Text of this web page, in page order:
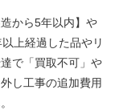
から5年以内】や
上経過した品やリ
で「買取不可」や
し工事の追加費用